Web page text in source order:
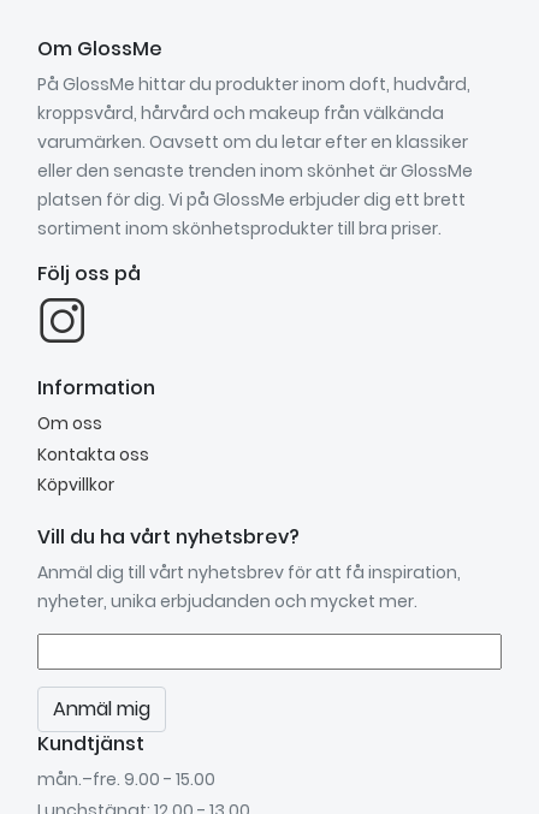
Om GlossMe
På GlossMe hittar du produkter inom doft, hudvård,
kroppsvård, hårvård och makeup från välkända
varumärken. Oavsett om du letar efter en klassiker
eller den senaste trenden inom skönhet är GlossMe
platsen för dig. Vi på GlossMe erbjuder dig ett brett
sortiment inom skönhetsprodukter till bra priser.
Följ oss på
Information
Om oss
Kontakta oss
Köpvillkor
Vill du ha vårt nyhetsbrev?
Anmäl dig till vårt nyhetsbrev för att få inspiration,
nyheter, unika erbjudanden och mycket mer.
Anmäl mig
Kundtjänst
mån.–fre. 9.00 - 15.00